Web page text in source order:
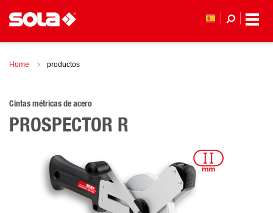
Home productos
Cintas métricas de acero
PROSPECTOR R